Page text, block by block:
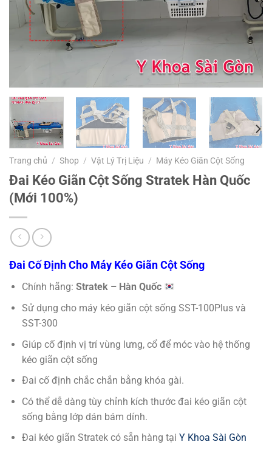
Trang chủ / Shop / Vật Lý Trị Liệu / Máy Kéo Giãn Cột Sống
Đai Kéo Giãn Cột Sống Stratek Hàn Quốc
(Mới 100%)
Đai Cố Định Cho Máy Kéo Giãn Cột Sống
Chính hãng: Stratek – Hàn Quốc
Sử dụng cho máy kéo giãn cột sống SST-100Plus và
SST-300
Giúp cố định vị trí vùng lưng, cổ để móc vào hệ thống
kéo giãn cột sống
Đai cố định chắc chắn bằng khóa gài.
Có thể dễ dàng tùy chỉnh kích thước đai kéo giãn cột
sống bằng lớp dán bám dính.
Đai kéo giãn Stratek có sẵn hàng tại Y Khoa Sài Gòn